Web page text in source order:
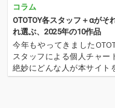
コラム
OTOTOY各スタッフ＋αがそ
れ選ぶ、2025年の10作品
今年もやってきました
スタッフによる個人チャー
絶妙にどんな人が本サイト
営しているのか？ そんな